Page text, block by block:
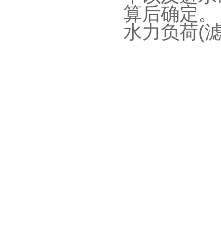
算后确定
水力负荷(